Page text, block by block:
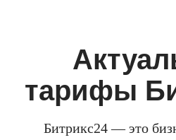
тарифы
Битрикс24 — это